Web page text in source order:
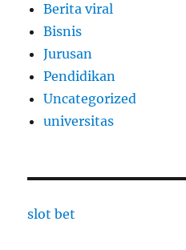
Berita viral
Bisnis
Jurusan
Pendidikan
Uncategorized
universitas
slot bet